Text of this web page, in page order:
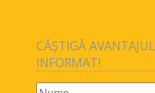
CĂȘTIGĂ
INFORMAT!